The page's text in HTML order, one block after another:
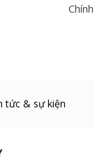
tức & sự kiện